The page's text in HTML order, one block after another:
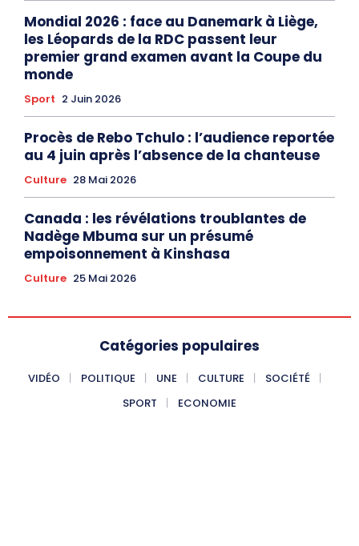
Mondial 2026 : face au Danemark à Liège,
les Léopards de la RDC passent leur
premier grand examen avant la Coupe du
monde
Sport 2 Juin 2026
Procès de Rebo Tchulo : l’audience reportée
au 4 juin après l’absence de la chanteuse
Culture 28 Mai 2026
Canada : les révélations troublantes de
Nadège Mbuma sur un présumé
empoisonnement à Kinshasa
Culture 25 Mai 2026
Catégories populaires
VIDÉO POLITIQUE UNE CULTURE
SOCIÉTÉ
SPORT
ECONOMIE